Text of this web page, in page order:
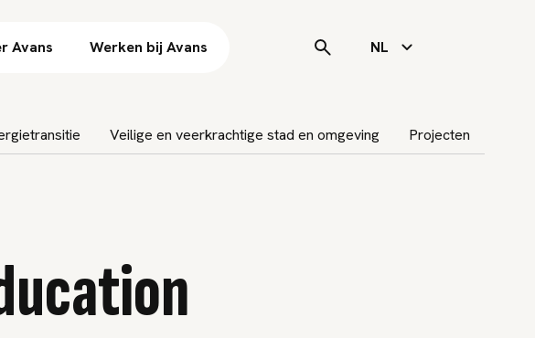
Avans Werken bij Avans NL
Veilige en veerkrachtige stad en omgeving Projecten